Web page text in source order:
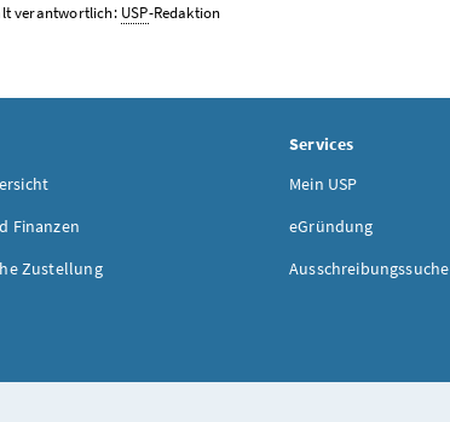
verantwortlich: USP-Redaktion
Finanzen
Zustellung
Services
Mein USP
eGründung
Ausschreibungssuche